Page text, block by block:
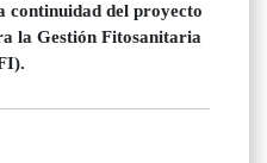
continuidad del proyecto
la Gestión Fitosanitaria